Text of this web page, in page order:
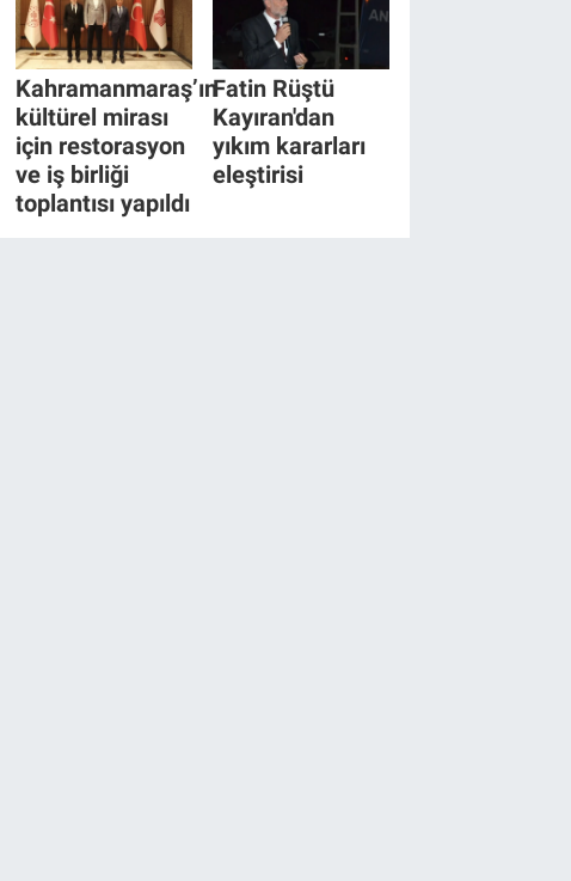
Kahramanmaraş’ın
kültürel mirası
için restorasyon
ve iş birliği
toplantısı yapıldı
Fatin Rüştü
Kayıran'dan
yıkım kararları
eleştirisi